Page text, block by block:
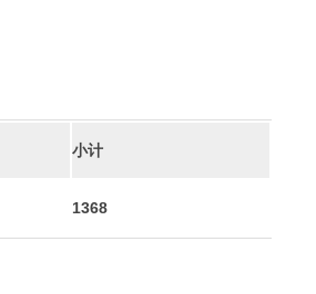
小计
1368